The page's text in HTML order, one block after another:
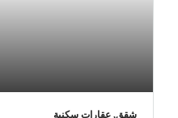
شقق, عقارات سكنية